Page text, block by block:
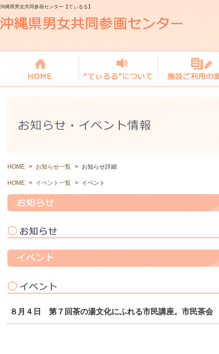
沖縄県男女共同参画センター【てぃるる】
HOME > お知らせ一覧 > お知らせ詳細
HOME > イベント一覧 > イベント
８月４日 第７回茶の湯文化にふれる市民講座。市民茶会